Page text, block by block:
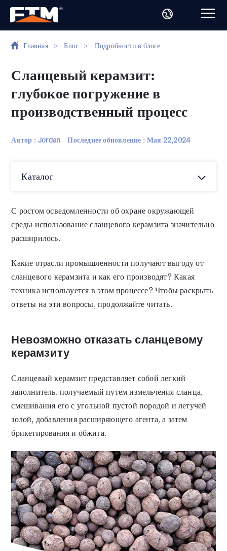
Главная > Блог > Подробности в блоге
Сланцевый керамзит:
глубокое погружение в
производственный процесс
Автор : Jordan Последнее обновление :Мая 22,2024
Каталог
С ростом осведомленности об охране окружающей
среды использование сланцевого керамзита значительно
расширилось.
Какие отрасли промышленности получают выгоду от
сланцевого керамзита и как его производят? Какая
техника используется в этом процессе? Чтобы раскрыть
ответы на эти вопросы, продолжайте читать.
Невозможно отказать сланцевому
керамзиту
Сланцевый керамзит представляет собой легкий
заполнитель, получаемый путем измельчения сланца,
смешивания его с угольной пустой породой и летучей
золой, добавления расширяющего агента, а затем
брикетирования и обжига.